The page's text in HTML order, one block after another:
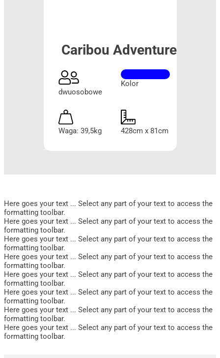
Caribou Adventure
dwuosobowe
Kolor
Waga: 39,5kg
428cm x 81cm
Here goes your text ... Select any part of your text to access the
formatting toolbar.
Here goes your text ... Select any part of your text to access the
formatting toolbar.
Here goes your text ... Select any part of your text to access the
formatting toolbar.
Here goes your text ... Select any part of your text to access the
formatting toolbar.
Here goes your text ... Select any part of your text to access the
formatting toolbar.
Here goes your text ... Select any part of your text to access the
formatting toolbar.
Here goes your text ... Select any part of your text to access the
formatting toolbar.
Here goes your text ... Select any part of your text to access the
formatting toolbar.